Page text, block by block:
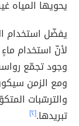
يحويها المياه
يفضّل استخدام
لأنّ استخدام
وجود تجمّع
ومع الزمن
والترسّبات
تبريدها.[٢]